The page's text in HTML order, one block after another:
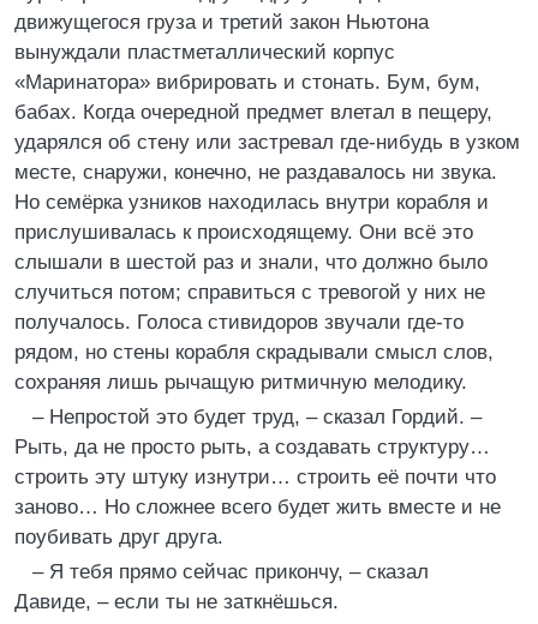
движущегося груза и третий закон Ньютона
вынуждали пластметаллический корпус
«Маринатора» вибрировать и стонать. Бум, бум,
бабах. Когда очередной предмет влетал в пещеру,
ударялся об стену или застревал где-нибудь в узком
месте, снаружи, конечно, не раздавалось ни звука.
Но семёрка узников находилась внутри корабля и
прислушивалась к происходящему. Они всё это
слышали в шестой раз и знали, что должно было
случиться потом; справиться с тревогой у них не
получалось. Голоса стивидоров звучали где-то
рядом, но стены корабля скрадывали смысл слов,
сохраняя лишь рычащую ритмичную мелодику.
– Непростой это будет труд, – сказал Гордий. –
Рыть, да не просто рыть, а создавать структуру…
строить эту штуку изнутри… строить её почти что
заново… Но сложнее всего будет жить вместе и не
поубивать друг друга.
– Я тебя прямо сейчас прикончу, – сказал
Давиде, – если ты не заткнёшься.